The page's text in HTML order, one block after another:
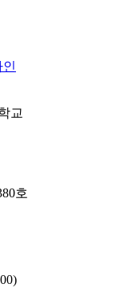
인
교
호